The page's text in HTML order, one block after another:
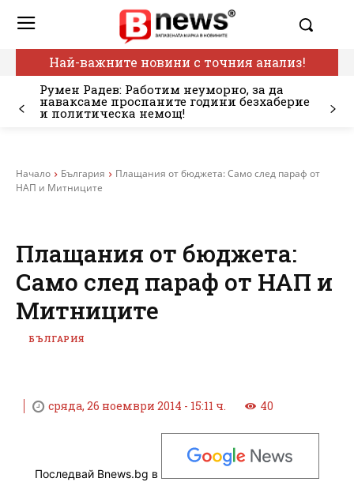
Най-важните новини с точния анализ!
Румен Радев: Работим неуморно, за да
наваксаме проспаните години безхаберие
и политическа немощ!
Начало България
Плащания от бюджета: Само след параф от
НАП и Митниците
Плащания от бюджета:
Само след параф от НАП и
Митниците
БЪЛГАРИЯ
сряда, 26 ноември 2014 - 15:11 ч. 40
Последвай Bnews.bg в